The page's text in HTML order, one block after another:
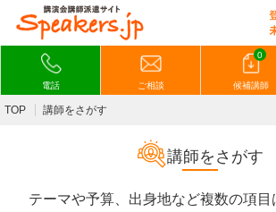
電話 ご相談
0
候補講師
TOP 講師をさがす
講師をさがす
テーマや予算、出身地など複数の項目